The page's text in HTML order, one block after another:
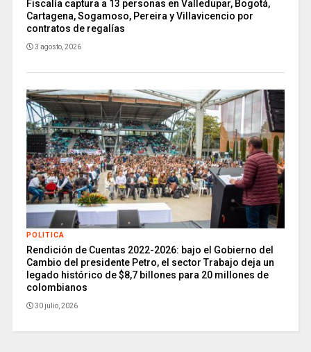
Fiscalía captura a 13 personas en Valledupar, Bogotá,
Cartagena, Sogamoso, Pereira y Villavicencio por
contratos de regalías
3 agosto, 2026
POLITICA
Rendición de Cuentas 2022-2026: bajo el Gobierno del
Cambio del presidente Petro, el sector Trabajo deja un
legado histórico de $8,7 billones para 20 millones de
colombianos
30 julio, 2026